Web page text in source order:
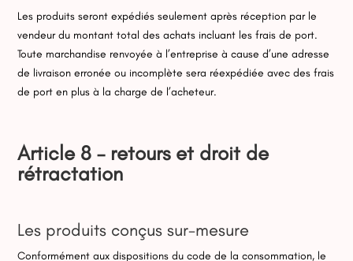
Les produits seront expédiés seulement après réception par le
vendeur du montant total des achats incluant les frais de port.
Toute marchandise renvoyée à l’entreprise à cause d’une adresse
de livraison erronée ou incomplète sera réexpédiée avec des frais
de port en plus à la charge de l’acheteur.
Article 8 – retours et droit de
rétractation
Les produits conçus sur-mesure
Conformément aux dispositions du code de la consommation, le